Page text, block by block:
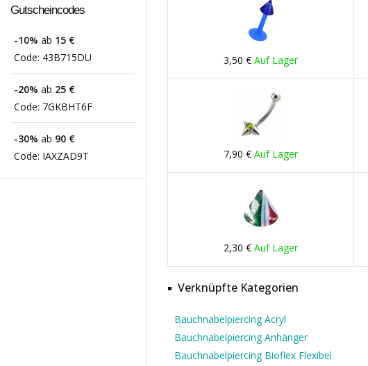
Gutscheincodes
-10% ab 15 €
Code: 43B715DU
-20% ab 25 €
Code: 7GKBHT6F
-30% ab 90 €
Code: IAXZAD9T
3,50 €Auf Lager
7,90 €Auf Lager
2,30 €Auf Lager
Verknüpfte Kategorien
Bauchnabelpiercing Acryl
Bauchnabelpiercing Anhänger
Bauchnabelpiercing Bioflex Flexibel